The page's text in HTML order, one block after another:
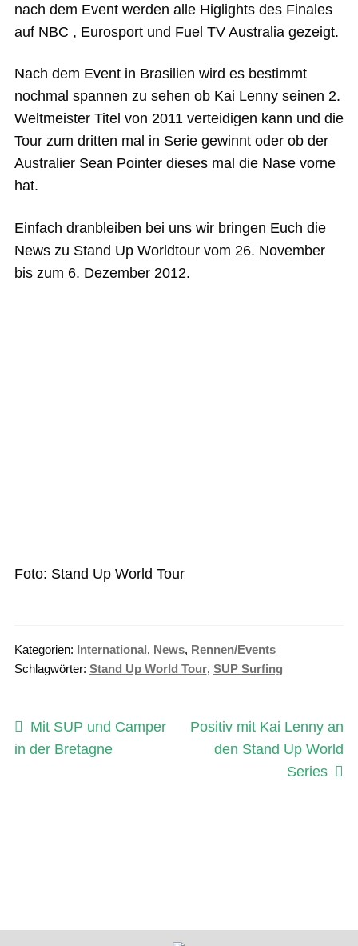
nach dem Event werden alle Higlights des Finales
auf NBC , Eurosport und Fuel TV Australia gezeigt.
Nach dem Event in Brasilien wird es bestimmt
nochmal spannen zu sehen ob Kai Lenny seinen 2.
Weltmeister Titel von 2011 verteidigen kann und die
Tour zum dritten mal in Serie gewinnt oder ob der
Australier Sean Pointer dieses mal die Nase vorne
hat.
Einfach dranbleiben bei uns wir bringen Euch die
News zu Stand Up Worldtour vom 26. November
bis zum 6. Dezember 2012.
Foto: Stand Up World Tour
Kategorien: International, News, Rennen/Events
Schlagwörter: Stand Up World Tour, SUP Surfing
Beitragsnavigation
Vorheriger
Beitrag:
Mit SUP und Camper
in der Bretagne
Nächster
Beitrag:
Positiv mit Kai Lenny an
den Stand Up World
Series